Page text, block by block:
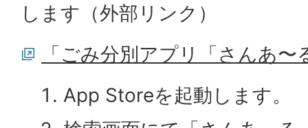
します（外部リンク）
「ごみ分別アプリ「さんあ
App Storeを起動します。